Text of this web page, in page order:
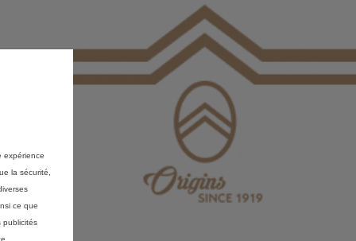
expérience
la sécurité,
ce que
publicités